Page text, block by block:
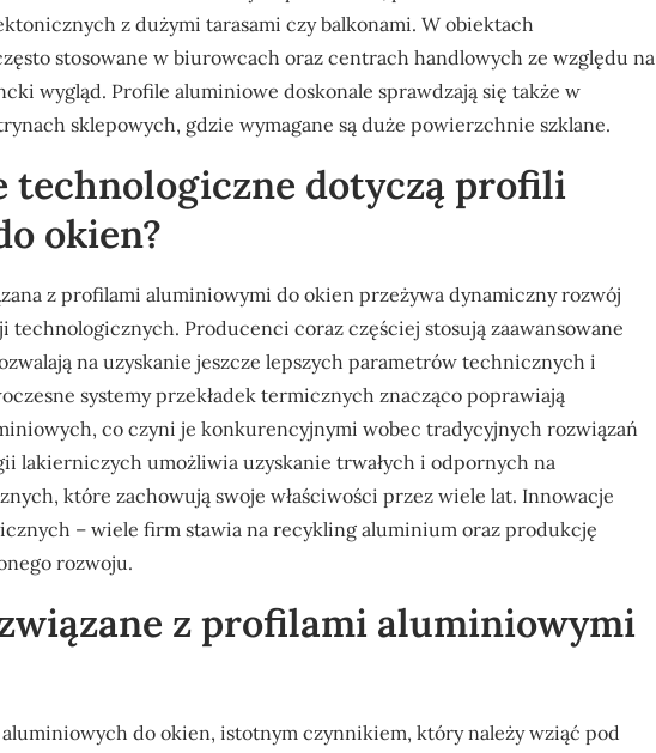
z dużymi tarasami czy balkonami. W obiektach
stosowane w biurowcach oraz centrach handlowych ze względu na
wygląd. Profile aluminiowe doskonale sprawdzają się także w
sklepowych, gdzie wymagane są duże powierzchnie szklane.
technologiczne dotyczą profili
okien?
z profilami aluminiowymi do okien przeżywa dynamiczny rozwój
Producenci coraz częściej stosują zaawansowane
na uzyskanie jeszcze lepszych parametrów technicznych i
systemy przekładek termicznych znacząco poprawiają
co czyni je konkurencyjnymi wobec tradycyjnych rozwiązań
lakierniczych umożliwia uzyskanie trwałych i odpornych na
które zachowują swoje właściwości przez wiele lat. Innowacje
– wiele firm stawia na recykling aluminium oraz produkcję
rozwoju.
z profilami aluminiowymi
do okien, istotnym czynnikiem, który należy wziąć pod